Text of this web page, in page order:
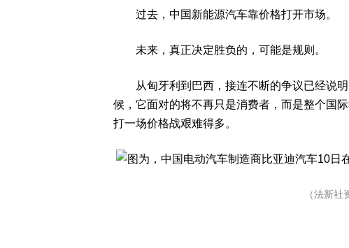
过去，中国新能源汽车靠价格打开市场。
未来，真正决定胜负的，可能是规则。
从匈牙利到巴西，接连不断的争议已经说明
候，它面对的将不再只是消费者，而是整个国
打一场价格战艰难得多。
（法新社